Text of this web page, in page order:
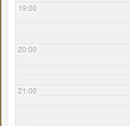
19:00
20:00
21:00